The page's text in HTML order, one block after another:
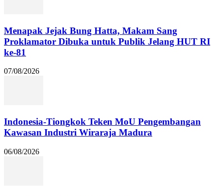
Menapak Jejak Bung Hatta, Makam Sang
Proklamator Dibuka untuk Publik Jelang HUT RI
ke-81
07/08/2026
Indonesia-Tiongkok Teken MoU Pengembangan
Kawasan Industri Wiraraja Madura
06/08/2026